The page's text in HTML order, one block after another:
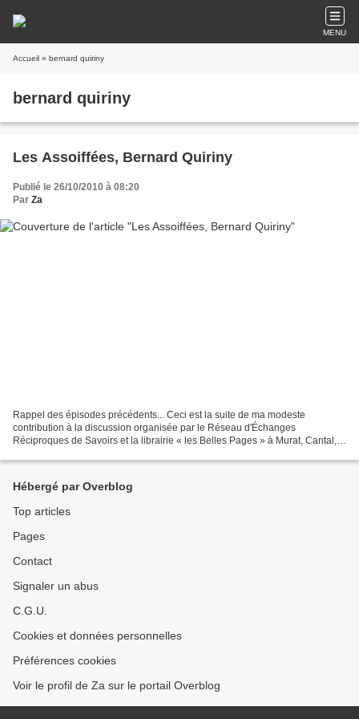
MENU
Accueil » bernard quiriny
bernard quiriny
Les Assoiffées, Bernard Quiriny
Publié le 26/10/2010 à 08:20
Par Za
Rappel des épisodes précédents... Ceci est la suite de ma modeste
contribution à la discussion organisée par le Réseau d'Échanges
Réciproques de Savoirs et la librairie « les Belles Pages » à Murat, Cantal,
Hébergé par Overblog
Top articles
Pages
Contact
Signaler un abus
C.G.U.
Cookies et données personnelles
Préférences cookies
Voir le profil de Za sur le portail Overblog